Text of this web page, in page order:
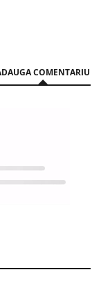
COMENTARIU